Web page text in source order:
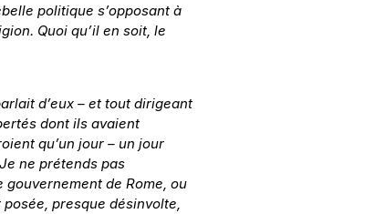
politique s’opposant à
Quoi qu’il en soit, le
d’eux – et tout dirigeant
dont ils avaient
qu’un jour – un jour
ne prétends pas
de Rome, ou
presque désinvolte,